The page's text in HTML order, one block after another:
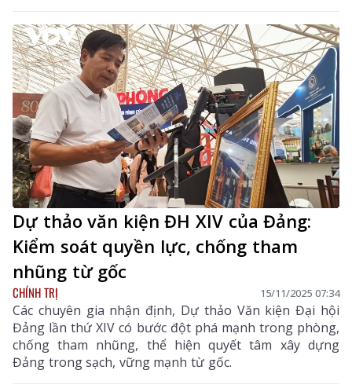
Dự thảo văn kiện ĐH XIV của Đảng:
Kiểm soát quyền lực, chống tham
nhũng từ gốc
CHÍNH TRỊ 15/11/2025 07:34
Các chuyên gia nhận định, Dự thảo Văn kiện Đại hội
Đảng lần thứ XIV có bước đột phá mạnh trong phòng,
chống tham nhũng, thể hiện quyết tâm xây dựng
Đảng trong sạch, vững mạnh từ gốc.